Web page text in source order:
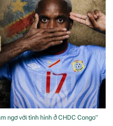
ngơ với tình hình ở CHDC Congo”